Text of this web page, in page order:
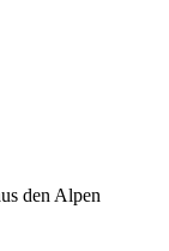
den Alpen